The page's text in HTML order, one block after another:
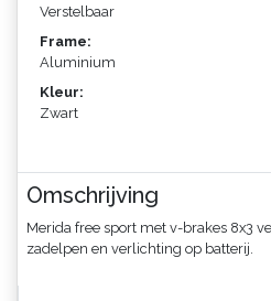
Verstelbaar
Frame:
Aluminium
Kleur:
Zwart
Omschrijving
Merida free sport met v-brakes 8x3
zadelpen en verlichting op batterij.